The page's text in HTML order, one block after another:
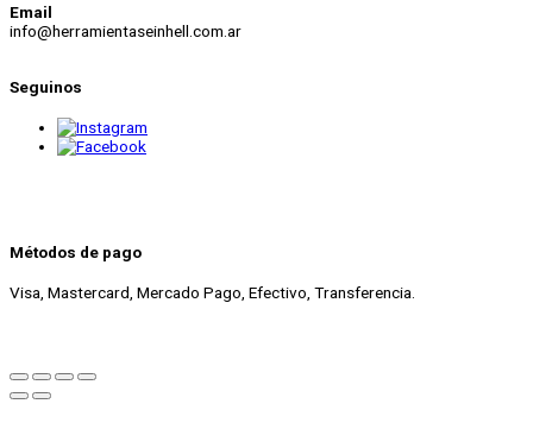
Email
info@herramientaseinhell.com.ar
Seguinos
Métodos de pago
Visa, Mastercard, Mercado Pago, Efectivo, Transferencia.